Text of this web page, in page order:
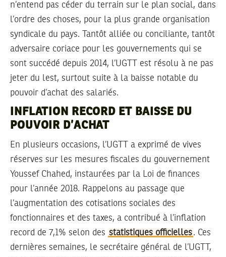
n’entend pas céder du terrain sur le plan social, dans
l’ordre des choses, pour la plus grande organisation
syndicale du pays. Tantôt alliée ou conciliante, tantôt
adversaire coriace pour les gouvernements qui se
sont succédé depuis 2014, l’UGTT est résolu à ne pas
jeter du lest, surtout suite à la baisse notable du
pouvoir d’achat des salariés.
INFLATION RECORD ET BAISSE DU
POUVOIR D’ACHAT
En plusieurs occasions, l’UGTT a exprimé de vives
réserves sur les mesures fiscales du gouvernement
Youssef Chahed, instaurées par la Loi de finances
pour l’année 2018. Rappelons au passage que
l’augmentation des cotisations sociales des
fonctionnaires et des taxes, a contribué à l’inflation
record de 7,1% selon des statistiques officielles. Ces
dernières semaines, le secrétaire général de l’UGTT,